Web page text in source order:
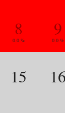
8
0.0 %
9
0.0 %
15 16